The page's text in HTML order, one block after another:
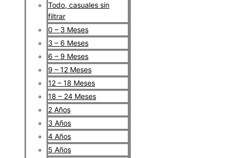
Todo, casuales sin
filtrar
0 – 3 Meses
3 – 6 Meses
6 – 9 Meses
9 – 12 Meses
12 – 18 Meses
18 – 24 Meses
2 Años
3 Años
4 Años
5 Años